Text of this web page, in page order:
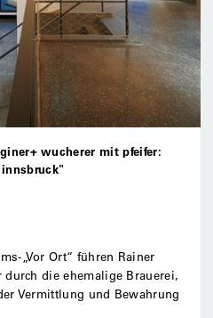
wucherer mit pfeifer:
„Vor Ort“ führen Rainer
durch die ehemalige Brauerei,
Vermittlung und Bewahrung